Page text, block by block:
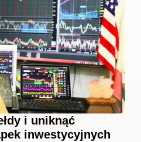
i uniknąć
inwestycyjnych